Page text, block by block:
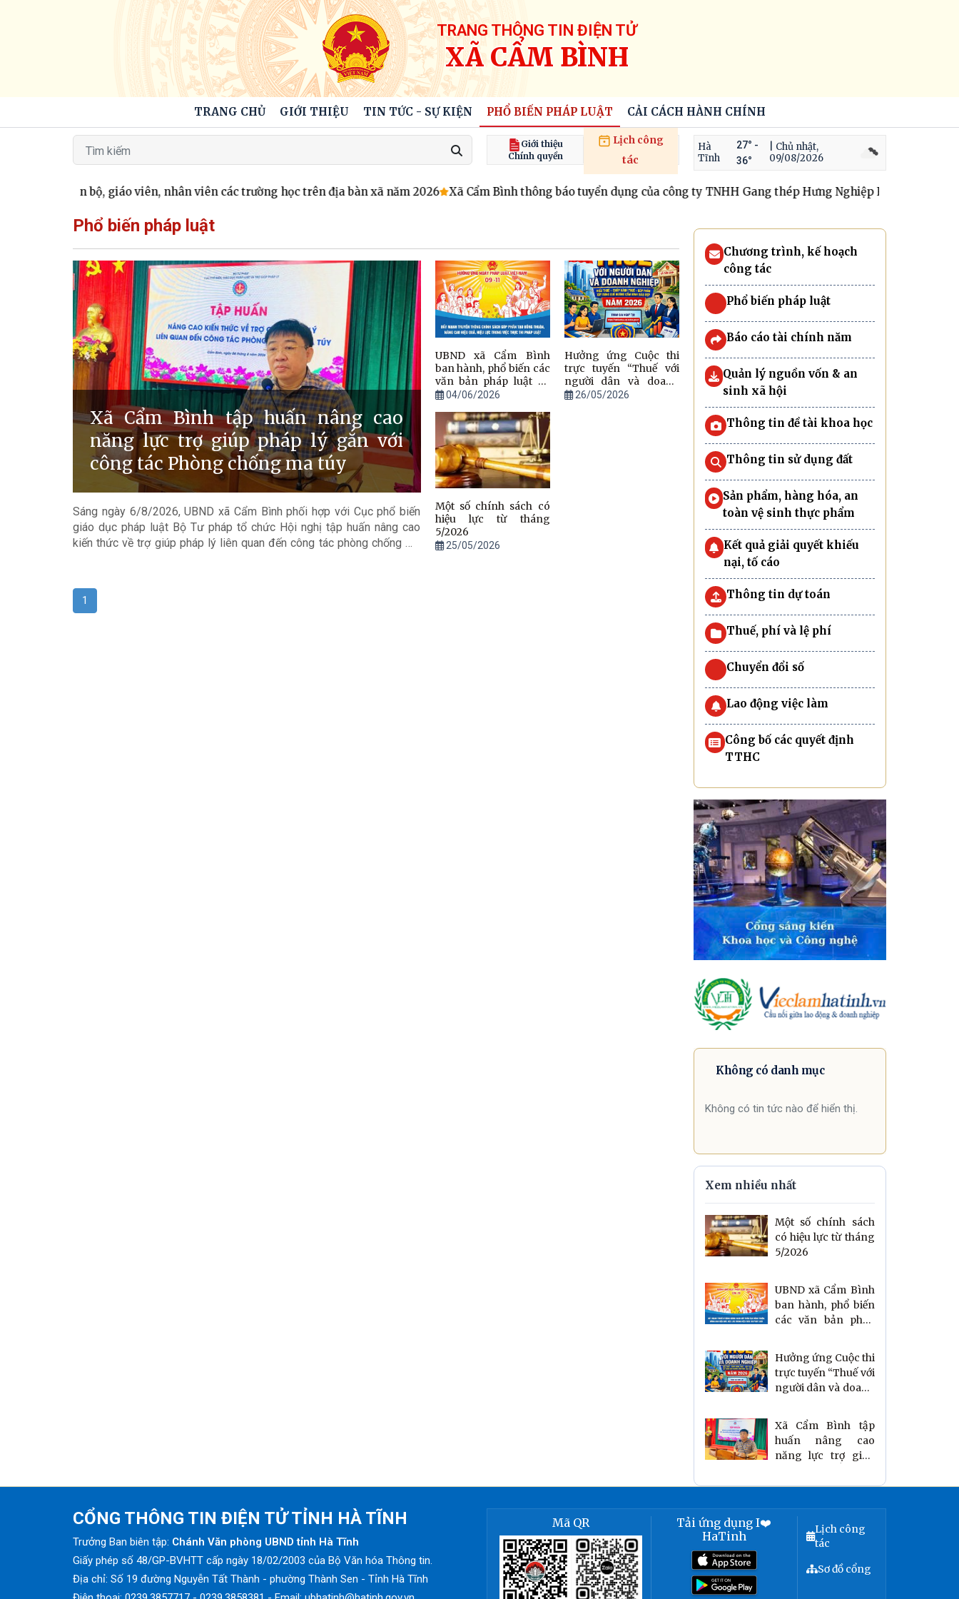
TRANG THÔNG TIN ĐIỆN TỬ
XÃ CẨM BÌNH
TRANG CHỦ GIỚI THIỆU TIN TỨC - SỰ KIỆN PHỔ BIẾN PHÁP LUẬT CẢI CÁCH HÀNH CHÍNH
Giới thiệu
Chính quyền
Lịch công
tác
Hà
Tĩnh
27° -
36°
| Chủ nhật,
09/08/2026
dân, cán bộ, giáo viên, nhân viên các trường học trên địa bàn xã năm 2026 Xã Cẩm Bình thông báo tuyển dụng của công ty TNHH Gang thép Hưng Nghiệp Formosa
Phổ biến pháp luật
Xã Cẩm Bình tập huấn nâng cao
năng lực trợ giúp pháp lý gắn với
công tác Phòng chống ma túy
Sáng ngày 6/8/2026, UBND xã Cẩm Bình phối hợp với Cục phổ biến
giáo dục pháp luật Bộ Tư pháp tổ chức Hội nghị tập huấn nâng cao
kiến thức về trợ giúp pháp lý liên quan đến công tác phòng chống ma
UBND xã Cẩm Bình
ban hành, phổ biến các
văn bản pháp luật có
hiệu lực từ tháng
04/06/2026
Hưởng ứng Cuộc thi
trực tuyến “Thuế với
người dân và doanh
nghiệp” năm 2026
26/05/2026
Một số chính sách có
hiệu lực từ tháng
5/2026
25/05/2026
1
Chương trình, kế hoạch
công tác
Phổ biến pháp luật
Báo cáo tài chính năm
Quản lý nguồn vốn & an
sinh xã hội
Thông tin đề tài khoa học
Thông tin sử dụng đất
Sản phẩm, hàng hóa, an
toàn vệ sinh thực phẩm
Kết quả giải quyết khiếu
nại, tố cáo
Thông tin dự toán
Thuế, phí và lệ phí
Chuyển đổi số
Lao động việc làm
Công bố các quyết định
TTHC
Không có danh mục
Không có tin tức nào để hiển thị.
Xem nhiều nhất
Một số chính sách
có hiệu lực từ tháng
5/2026
UBND xã Cẩm Bình
ban hành, phổ biến
các văn bản pháp
tháng 6/2026
Hưởng ứng Cuộc thi
trực tuyến “Thuế với
người dân và doanh
Xã Cẩm Bình tập
huấn nâng cao
năng lực trợ giúp
công tác Phòng
CỔNG THÔNG TIN ĐIỆN TỬ TỈNH HÀ TĨNH
Trưởng Ban biên tập: Chánh Văn phòng UBND tỉnh Hà Tĩnh
Giấy phép số 48/GP-BVHTT cấp ngày 18/02/2003 của Bộ Văn hóa Thông tin.
Địa chỉ: Số 19 đường Nguyễn Tất Thành - phường Thành Sen - Tỉnh Hà Tĩnh
Mã QR
Tải ứng dụng I❤️
HaTinh
Lịch công
tác
Sơ đồ cổng